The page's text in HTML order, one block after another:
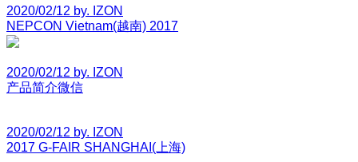
2020/02/12 by. IZON
NEPCON Vietnam(越南) 2017
2020/02/12 by. IZON
产品简介微信
2020/02/12 by. IZON
2017 G-FAIR SHANGHAI(上海)